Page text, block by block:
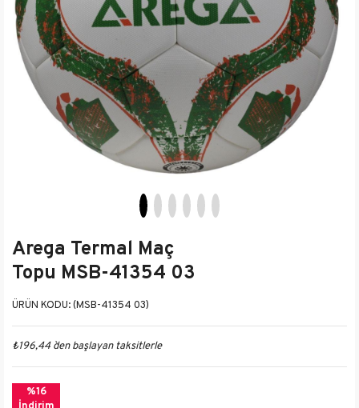
Arega Termal Maç
Topu MSB-41354 03
(MSB-41354 03)
₺196,44 `den başlayan taksitlerle
%16